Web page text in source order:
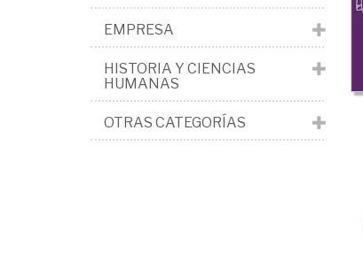
EMPRESA
HISTORIA Y CIENCIAS
HUMANAS
OTRAS CATEGORÍAS